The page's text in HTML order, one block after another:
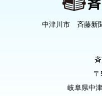
中津川市 斉藤新
岐阜県中